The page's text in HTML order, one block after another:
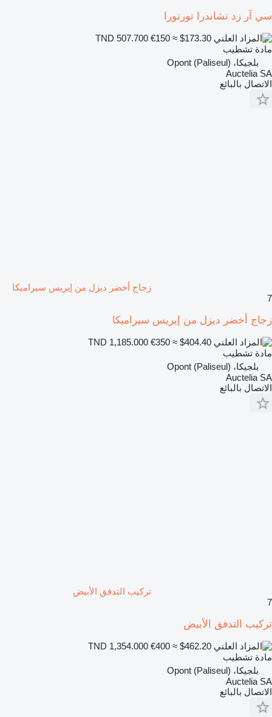
سي آر زد تشاندرا تورتورا
€150 ≈ $173.30
مادة تشطيب
بلجيكا، Opont (Paliseul)
Auctelia SA
الاتصال بالبائع
زجاج أخضر ديزل من إيريس سيراميكا
7
زجاج أخضر ديزل من إيريس سيراميكا
€350 ≈ $404.40
مادة تشطيب
بلجيكا، Opont (Paliseul)
Auctelia SA
الاتصال بالبائع
تركيب التدفق الأبيض
7
تركيب التدفق الأبيض
€400 ≈ $462.20
مادة تشطيب
بلجيكا، Opont (Paliseul)
Auctelia SA
الاتصال بالبائع